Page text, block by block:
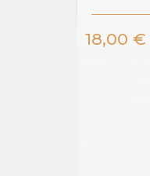
Prezzo
18,00 €